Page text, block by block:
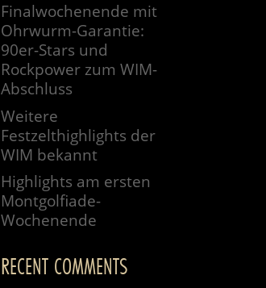
Finalwochenende mit
Ohrwurm-Garantie:
90er-Stars und
Rockpower zum WIM-
Abschluss
Weitere
Festzelthighlights der
WIM bekannt
Highlights am ersten
Montgolfiade-
Wochenende
RECENT COMMENTS